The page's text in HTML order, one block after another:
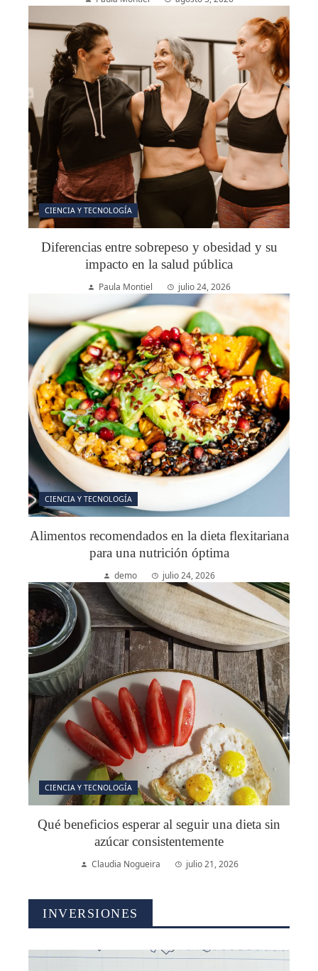
CIENCIA Y TECNOLOGÍA
Diferencias entre sobrepeso y obesidad y su
impacto en la salud pública
Paula Montiel julio 24, 2026
CIENCIA Y TECNOLOGÍA
Alimentos recomendados en la dieta flexitariana
para una nutrición óptima
demo julio 24, 2026
CIENCIA Y TECNOLOGÍA
Qué beneficios esperar al seguir una dieta sin
azúcar consistentemente
Claudia Nogueira julio 21, 2026
INVERSIONES